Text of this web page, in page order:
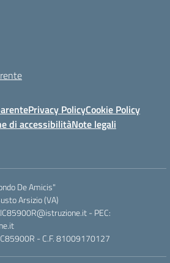
Privacy PolicyCookie Policy
di accessibilitàNote legali
De Amicis"
Arsizio (VA)
- PEC:
- C.F. 81009170127